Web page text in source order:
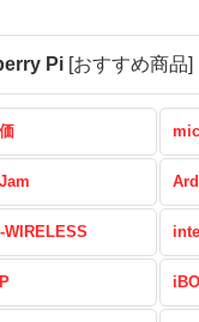
Pi [おすすめ商品]
WIRELESS